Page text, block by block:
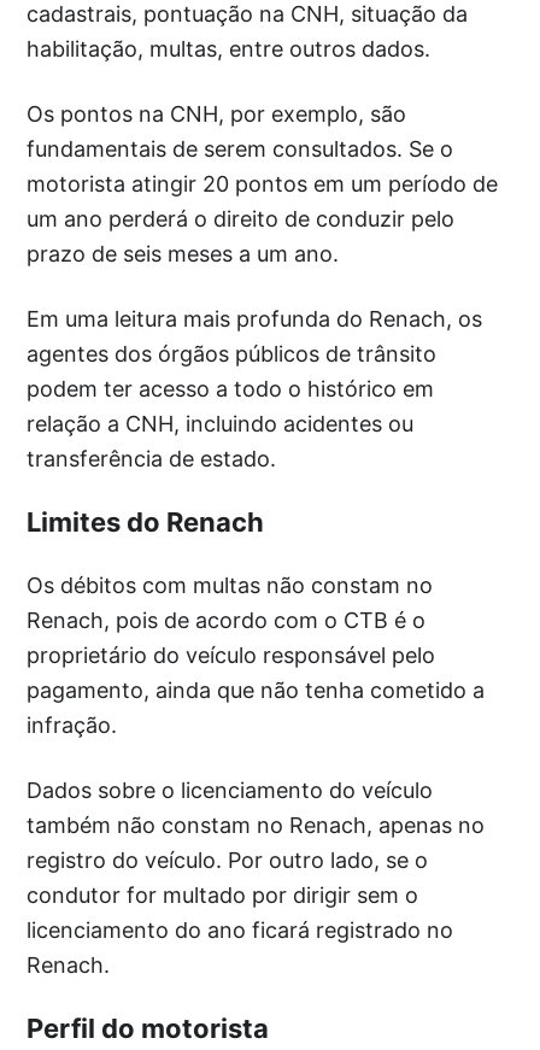
cadastrais, pontuação na CNH, situação da
habilitação, multas, entre outros dados.
Os pontos na CNH, por exemplo, são
fundamentais de serem consultados. Se o
motorista atingir 20 pontos em um período de
um ano perderá o direito de conduzir pelo
prazo de seis meses a um ano.
Em uma leitura mais profunda do Renach, os
agentes dos órgãos públicos de trânsito
podem ter acesso a todo o histórico em
relação a CNH, incluindo acidentes ou
transferência de estado.
Limites do Renach
Os débitos com multas não constam no
Renach, pois de acordo com o CTB é o
proprietário do veículo responsável pelo
pagamento, ainda que não tenha cometido a
infração.
Dados sobre o licenciamento do veículo
também não constam no Renach, apenas no
registro do veículo. Por outro lado, se o
condutor for multado por dirigir sem o
licenciamento do ano ficará registrado no
Renach.
Perfil do motorista